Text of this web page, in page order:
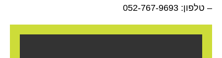
– טלפון: 052-767-9693